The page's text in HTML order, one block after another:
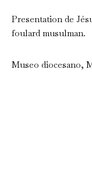
Presentation de
foulard musulman.
Museo diocesano,